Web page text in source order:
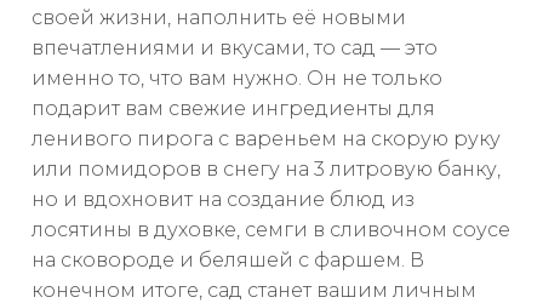
своей жизни, наполнить её новыми
впечатлениями и вкусами, то сад — это
именно то, что вам нужно. Он не только
подарит вам свежие ингредиенты для
ленивого пирога с вареньем на скорую руку
или помидоров в снегу на 3 литровую банку,
но и вдохновит на создание блюд из
лосятины в духовке, семги в сливочном соусе
на сковороде и беляшей с фаршем. В
конечном итоге, сад станет вашим личным